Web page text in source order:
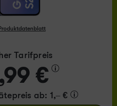
Tarifpreis
€
ab: 1,– €